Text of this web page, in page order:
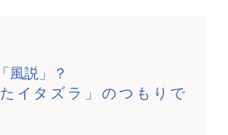
風説」？
イタズラ」のつもりで